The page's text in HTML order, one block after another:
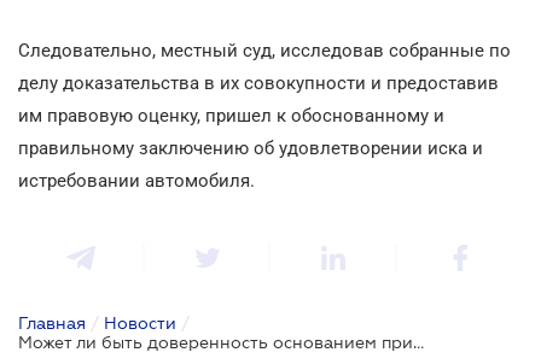
Следовательно, местный суд, исследовав собранные по
делу доказательства в их совокупности и предоставив
им правовую оценку, пришел к обоснованному и
правильному заключению об удовлетворении иска и
истребовании автомобиля.
Главная / Новости /
Может ли быть доверенность основанием приобретения права собственности на авто: ВС